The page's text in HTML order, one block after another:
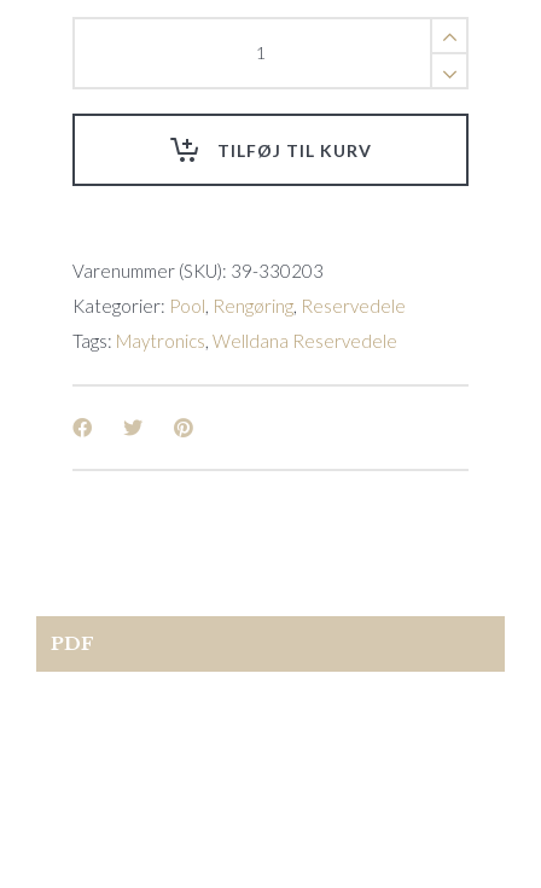
TILFØJ TIL KURV
Varenummer (SKU): 39-330203
Kategorier: Pool Rengøring Reservedele
Tags: Maytronics Welldana Reservedele
PDF